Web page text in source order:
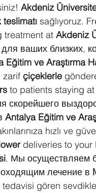
Akdeniz
sağlıyoruz.
treatment at Akdeniz
для ваших близких,
Eğitim ve Araştırma
zarif çiçeklerle
to patients staying at
скорейшего
Antalya Eğitim ve
hızlı ve
deliveries to your
. Мы осуществляем
лечение в
gören